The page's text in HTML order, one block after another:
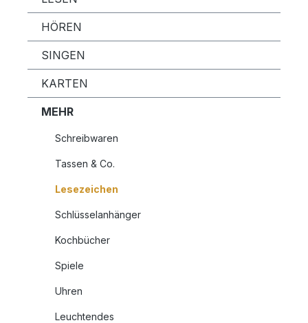
HÖREN
SINGEN
KARTEN
MEHR
Schreibwaren
Tassen & Co.
Lesezeichen
Schlüsselanhänger
Kochbücher
Spiele
Uhren
Leuchtendes